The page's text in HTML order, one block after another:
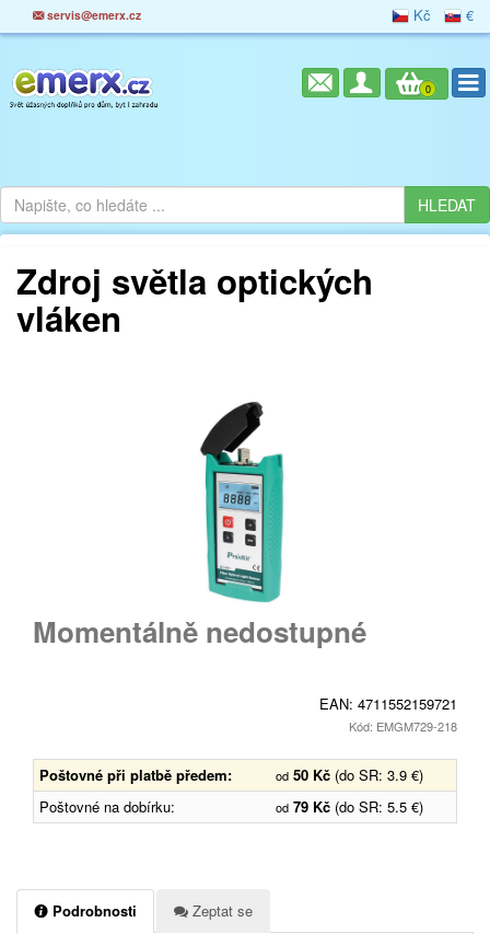
servis@emerx.cz Kč €
0
Zdroj světla optických
vláken
Momentálně nedostupné
EAN: 4711552159721
Kód: EMGM729-218
Poštovné při platbě předem: od 50 Kč (do SR: 3.9 €)
Poštovné na dobírku:
od 79 Kč (do SR: 5.5 €)
Podrobnosti Zeptat se